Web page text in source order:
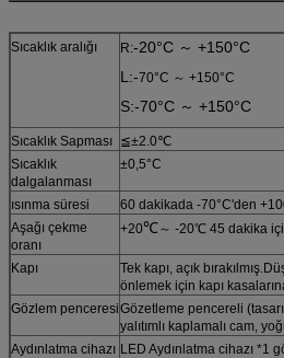
Sıcaklık aralığı R:-20°C ～ +150°C
L:-70°C ～ +150°C
S:-70°C ～ +150°C
Sıcaklık Sapması ≦±2.0℃
Sıcaklık
dalgalanması
±0,5°C
ısınma süresi
60 dakikada -70°C'den
Aşağı çekme
oranı
+20℃～ -20℃ 45 dakika
Kapı
Tek kapı, açık
önlemek için kapı
Gözlem penceresiGözetleme pencereli
yalıtımlı kaplamalı cam,
Aydınlatma cihazı LED Aydınlatma cihazı *1